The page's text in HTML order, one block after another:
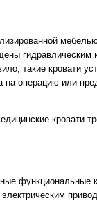
гидравлическим
такие кровати
на операцию или
кровати
функциональные